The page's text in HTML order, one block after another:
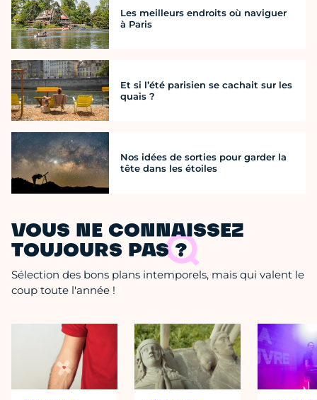
Les meilleurs endroits où naviguer
à Paris
Et si l’été parisien se cachait sur les
quais ?
Nos idées de sorties pour garder la
tête dans les étoiles
VOUS NE CONNAISSEZ
TOUJOURS PAS ?
Sélection des bons plans intemporels, mais qui valent le
coup toute l'année !